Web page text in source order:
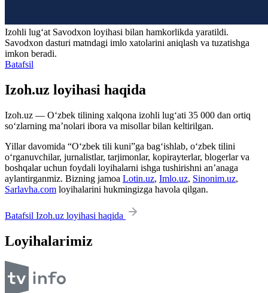
Izohli lugʻat Savodxon loyihasi bilan hamkorlikda yaratildi.
Savodxon dasturi matndagi imlo xatolarini aniqlash va tuzatishga
imkon beradi.
Batafsil
Izoh.uz loyihasi haqida
Izoh.uz — O‘zbek tilining xalqona izohli lug‘ati 35 000 dan ortiq
so‘zlarning ma’nolari ibora va misollar bilan keltirilgan.
Yillar davomida “O‘zbek tili kuni”ga bag‘ishlab, o‘zbek tilini
o‘rganuvchilar, jurnalistlar, tarjimonlar, kopirayterlar, blogerlar va
boshqalar uchun foydali loyihalarni ishga tushirishni an’anaga
aylantirganmiz. Bizning jamoa Lotin.uz, Imlo.uz, Sinonim.uz,
Sarlavha.com loyihalarini hukmingizga havola qilgan.
Batafsil Izoh.uz loyihasi haqida
Loyihalarimiz